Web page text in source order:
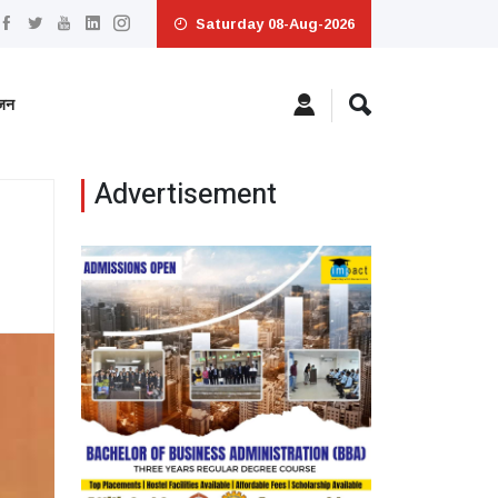
Saturday 08-Aug-2026
Advertisement